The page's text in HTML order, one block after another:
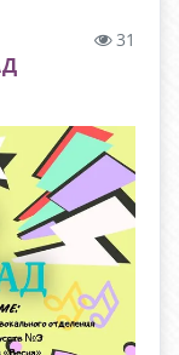
31